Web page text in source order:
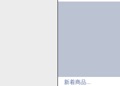
新着商品...